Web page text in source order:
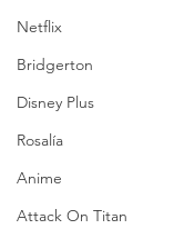
Netflix
Bridgerton
Disney Plus
Rosalía
Anime
Attack On Titan